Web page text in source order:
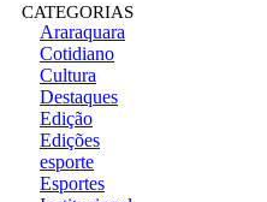
CATEGORIAS
Araraquara
Cotidiano
Cultura
Destaques
Edição
Edições
esporte
Esportes